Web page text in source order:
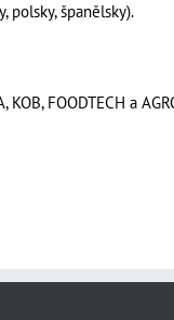
polsky, španělsky).
FOODTECH a